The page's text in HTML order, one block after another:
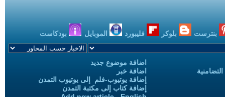
بنترست بلوكر فليبورد الموبايل بودكاست
اضافة موضوع جديد
اضافة خبر
إضافة يوتيوب-فلم إلى يوتيوب التمدن
إضافة كتاب إلى مكتبة التمدن